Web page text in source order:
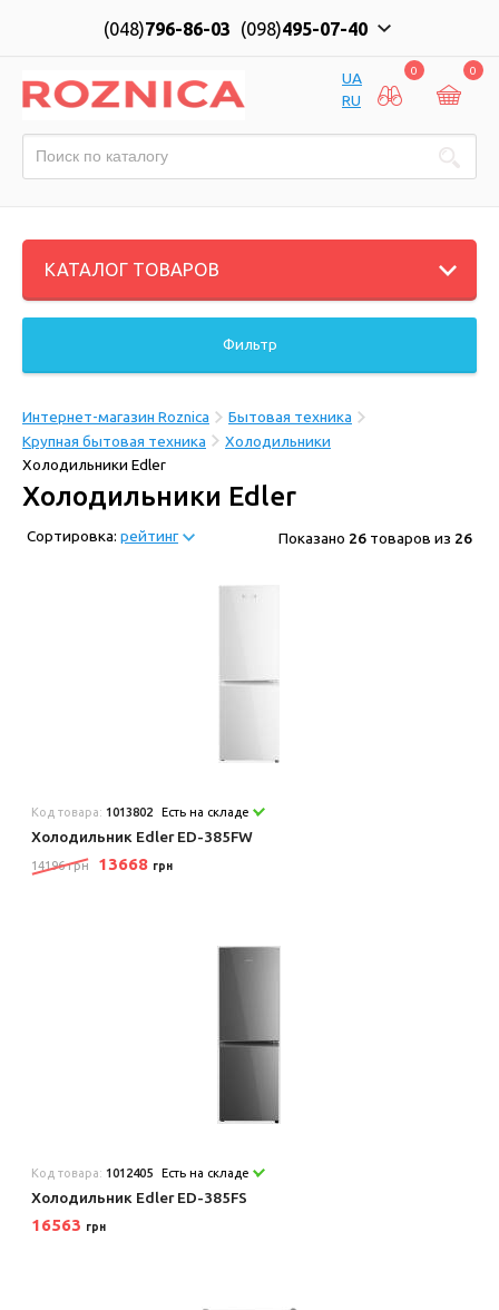
(048)796-86-03 (098)495-07-40
UA
RU
0 0
КАТАЛОГ ТОВАРОВ
Фильтр
Интернет-магазин Roznica
Бытовая техника
Крупная бытовая техника
Холодильники
Холодильники Edler
Холодильники Edler
Сортировка: рейтинг Показано 26 товаров из 26
Код товара: 1013802 Есть на складе
Холодильник Edler ED-385FW
14196 грн 13668 грн
Код товара: 1012405 Есть на складе
Холодильник Edler ED-385FS
16563 грн